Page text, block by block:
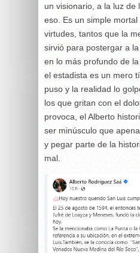
un visionario, a la luz de
eso. Es un simple
virtudes, tantos que la
sirvió para postergar a
en lo más profundo de
el estadista es un mero
puso y la realidad lo
los que gritan con el
provoca, el Alberto
ser minúsculo que
y pegar parte de la
mal.